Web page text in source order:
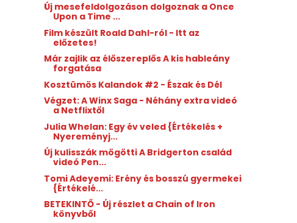
Új mesefeldolgozáson dolgoznak a Once
Upon a Time ...
Film készült Roald Dahl-ról - Itt az
előzetes!
Már zajlik az élőszereplős A kis hableány
forgatása
Kosztümös Kalandok #2 - Észak és Dél
Végzet: A Winx Saga - Néhány extra videó
a Netflixtől
Julia Whelan: Egy év veled {Értékelés +
Nyereményj...
Új kulisszák mögötti A Bridgerton család
videó Pen...
Tomi Adeyemi: Erény ​és bosszú gyermekei
{Értékelé...
BETEKINTŐ - Új részlet a Chain of Iron
könyvből